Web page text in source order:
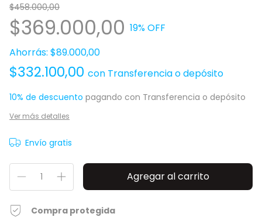
$458.000,00
$369.000,00 19% OFF
Ahorrás: $89.000,00
$332.100,00 con Transferencia o depósito
10% de descuento pagando con Transferencia o depósito
Ver más detalles
Envío gratis
Compra protegida